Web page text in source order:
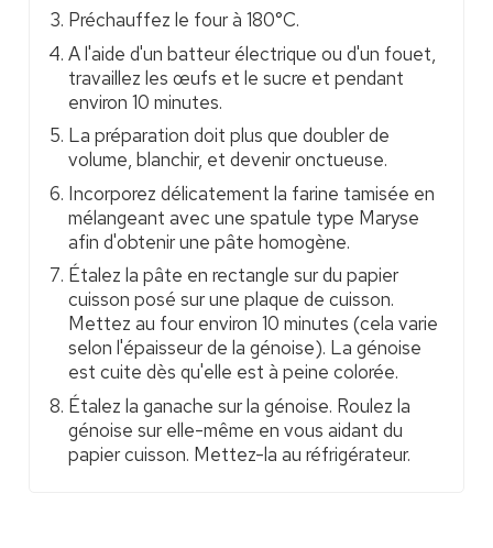
Préchauffez le four à 180°C.
A l'aide d'un batteur électrique ou d'un fouet,
travaillez les œufs et le sucre et pendant
environ 10 minutes.
La préparation doit plus que doubler de
volume, blanchir, et devenir onctueuse.
Incorporez délicatement la farine tamisée en
mélangeant avec une spatule type Maryse
afin d'obtenir une pâte homogène.
Étalez la pâte en rectangle sur du papier
cuisson posé sur une plaque de cuisson.
Mettez au four environ 10 minutes (cela varie
selon l'épaisseur de la génoise). La génoise
est cuite dès qu'elle est à peine colorée.
Étalez la ganache sur la génoise. Roulez la
génoise sur elle-même en vous aidant du
papier cuisson. Mettez-la au réfrigérateur.